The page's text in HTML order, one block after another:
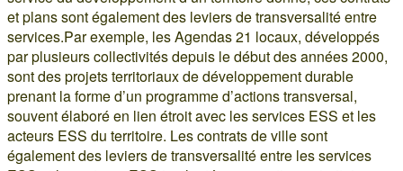
et plans sont également des leviers de transversalité entre
services.Par exemple, les Agendas 21 locaux, développés
par plusieurs collectivités depuis le début des années 2000,
sont des projets territoriaux de développement durable
prenant la forme d’un programme d’actions transversal,
souvent élaboré en lien étroit avec les services ESS et les
acteurs ESS du territoire. Les contrats de ville sont
également des leviers de transversalité entre les services